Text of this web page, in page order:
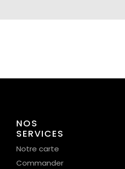
NOS
SERVICES
Notre carte
Commander